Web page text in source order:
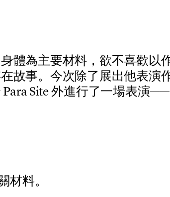
身體為主要材料 ， 欲不喜歡以
在故事。 今次除了展出他表演
ParaSite外進行了一場表演——
材料。